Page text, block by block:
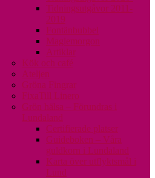
Tidningsutgåvor 2011-
2019
Fontänbubbel
Maglemorgon
Artiklar
Kök och café
Ateljen
Gröna Fingrar
FixaTill Linero
Grön hälsa – Förundras i
Lundaland
Certifierade platser
Guideboken – Våra
guldkorn i Lundaland
Karta över utflyktsmål i
Lund